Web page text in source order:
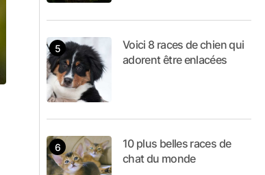
Voici 8 races de chien qui
adorent être enlacées
10 plus belles races de
chat du monde